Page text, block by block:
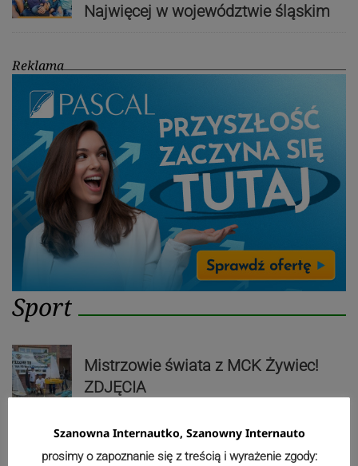
Najwięcej w województwie śląskim
Reklama
Sport
Mistrzowie świata z MCK Żywiec!
ZDJĘCIA
Bracia Szejowie ruszają po kolejne
Szanowna Internautko, Szanowny Internauto
prosimy o zapoznanie się z treścią i wyrażenie zgody: